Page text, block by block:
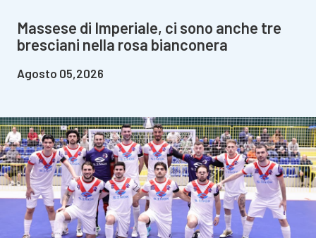
Massese di Imperiale, ci sono anche tre
bresciani nella rosa bianconera
Agosto 05,2026